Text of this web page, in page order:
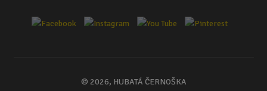
© 2026, HUBATÁ ČERNOŠKA